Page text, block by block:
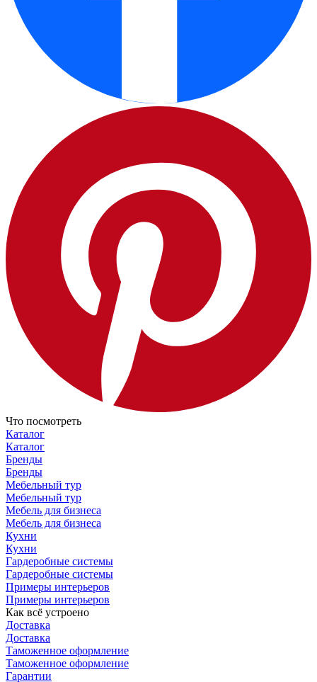
Что посмотреть
Каталог
Каталог
Бренды
Бренды
Мебельный тур
Мебельный тур
Мебель для бизнеса
Мебель для бизнеса
Кухни
Кухни
Гардеробные системы
Гардеробные системы
Примеры интерьеров
Примеры интерьеров
Как всё устроено
Доставка
Доставка
Таможенное оформление
Таможенное оформление
Гарантии